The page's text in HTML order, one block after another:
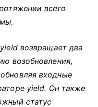
всего
возвращает два
возобновления,
входные
yield. Он также
статус